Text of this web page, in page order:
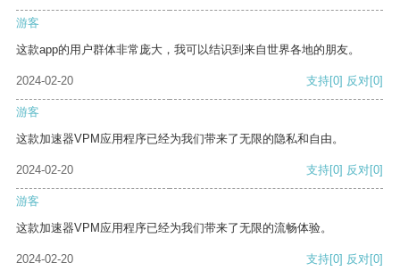
游客
这款app的用户群体非常庞大，我可以结识到来自世界各地的朋友。
2024-02-20 支持[0] 反对[0]
游客
这款加速器VPM应用程序已经为我们带来了无限的隐私和自由。
2024-02-20 支持[0] 反对[0]
游客
这款加速器VPM应用程序已经为我们带来了无限的流畅体验。
2024-02-20 支持[0] 反对[0]